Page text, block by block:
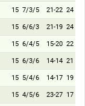
15 7/3/5 21-22 24
15 6/6/3 21-19 24
15 6/4/5 15-20 22
15 6/3/6 14-14 21
15 5/4/6 14-17 19
15 4/5/6 23-27 17